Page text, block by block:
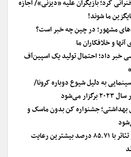
کرد؛ بازیگران علیه «دیزنی»/ اجازه
ما شوند!
مشهور؛ در چین چه خبر است؟
و خلافکاران ما
خبر داد؛ احتمال تولید یک اسپین‌آف
به دلیل شیوع دوباره کرونا/
می‌شود
جشنواره کن بدون ماسک و
سالن‌های سینما و تئاتر با ۸۵.۷۱ درصد بیشترین رعایت